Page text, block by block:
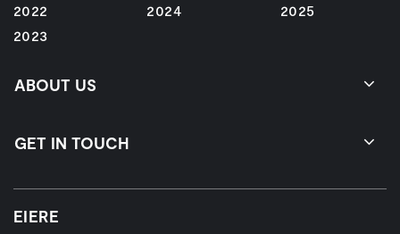
2022
2023
2024 2025
ABOUT US
GET IN TOUCH
EIERE